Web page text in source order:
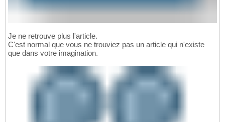
Je ne retrouve plus l'article.
C'est normal que vous ne trouviez pas un article qui n'existe
que dans votre imagination.